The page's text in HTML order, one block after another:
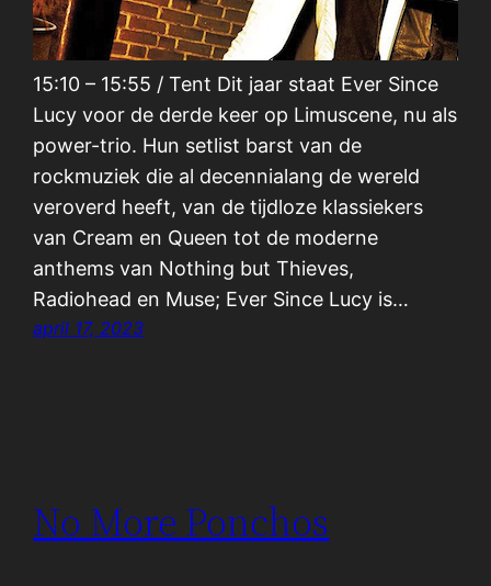
15:10 – 15:55 / Tent Dit jaar staat Ever Since
Lucy voor de derde keer op Limuscene, nu als
power-trio. Hun setlist barst van de
rockmuziek die al decennialang de wereld
veroverd heeft, van de tijdloze klassiekers
van Cream en Queen tot de moderne
anthems van Nothing but Thieves,
Radiohead en Muse; Ever Since Lucy is…
april 17, 2023
No More Ponchos